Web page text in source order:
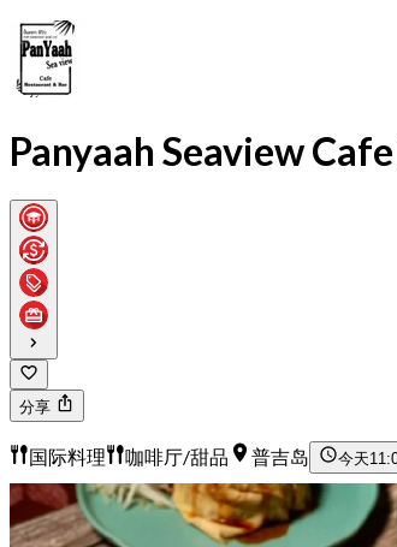
Panyaah Seaview
分享
国际料理 咖啡厅/甜品 普吉岛 今天